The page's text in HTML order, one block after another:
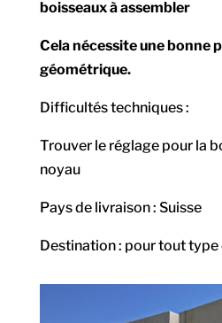
boisseaux à assembler
Cela nécessite une bonne
géométrique.
Difficultés techniques :
Trouver le réglage pour la
noyau
Pays de livraison : Suisse
Destination : pour tout